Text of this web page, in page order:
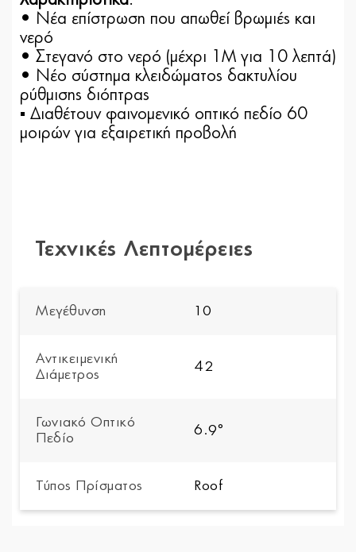
• Nέα επίστρωση που απωθεί βρωμιές και
νερό
• Στεγανό στο νερό (μέχρι 1Μ για 10 λεπτά)
• Νέο σύστημα κλειδώματος δακτυλίου
ρύθμισης διόπτρας
▪ Διαθέτουν φαινομενικό οπτικό πεδίο 60
μοιρών για εξαιρετική προβολή
Τεχνικές Λεπτομέρειες
Μεγέθυνση 10
Αντικειμενική
Διάμετρος
42
Γωνιακό Οπτικό
Πεδίο
6.9°
Τύπος Πρίσματος Roof